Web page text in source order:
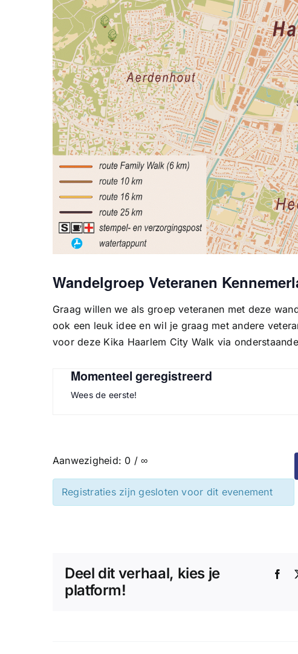
Wandelgroep Veteranen
Graag willen we als groep veteranen met deze
ook een leuk idee en wil je graag met andere
voor deze Kika Haarlem City Walk via
Momenteel geregistreerd
Wees de eerste!
Aanwezigheid: 0 / ∞
Registraties zijn gesloten voor dit evenement
Deel dit verhaal, kies je
platform!